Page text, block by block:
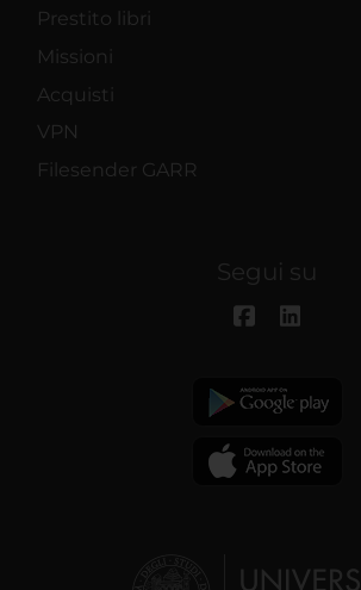
Prestito libri
Missioni
Acquisti
VPN
Filesender GARR
Segui su